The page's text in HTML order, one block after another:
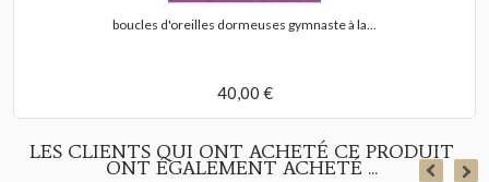
boucles d'oreilles dormeuses gymnaste à la...
40,00 €
LES CLIENTS QUI ONT ACHETÉ CE PRODUIT
ONT ÉGALEMENT ACHETÉ ...